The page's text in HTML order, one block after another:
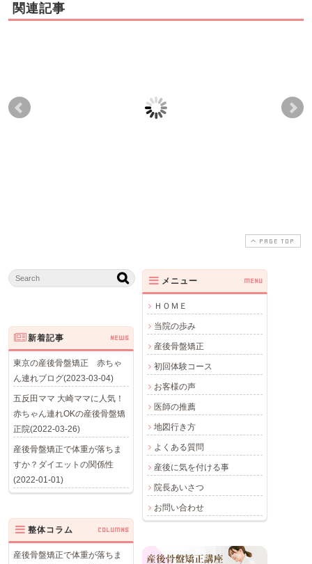
関連記事
PAGE TOP
メニュー MENU
ＨＯＭＥ
当院の歩み
産後骨盤矯正
初回体験コース
お客様の声
医師の推薦
地図行き方
よくある質問
産後に気を付ける事
院長あいさつ
お問い合わせ
新着記事 NEWS
東京の産後骨盤矯正 赤ちゃ
ん連れブログ(2023-03-04)
五反田ママ 大崎ママに人気！
赤ちゃん連れOKの産後骨盤矯
正院(2022-03-26)
産後骨盤矯正で体重が落ちま
すか？ダイエットの関係性
(2022-01-01)
整体コラム COLUMNS
産後骨盤矯正で体重が落ちま